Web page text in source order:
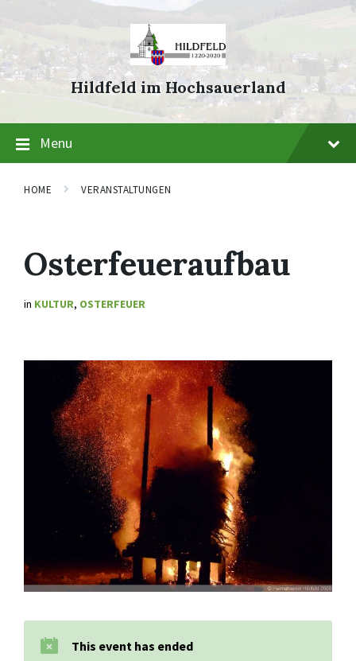
navigation
Hildfeld im Hochsauerland
Menu
HOME VERANSTALTUNGEN
Osterfeueraufbau
in KULTUR, OSTERFEUER
This event has ended